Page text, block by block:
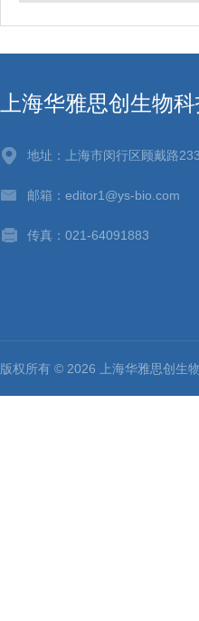
上海华雅思创生物
地址：上海市闵行区顾戴路
邮箱：editor1@ys-bio.com
传真：021-64091883
版权所有 © 2026 上海华雅思创